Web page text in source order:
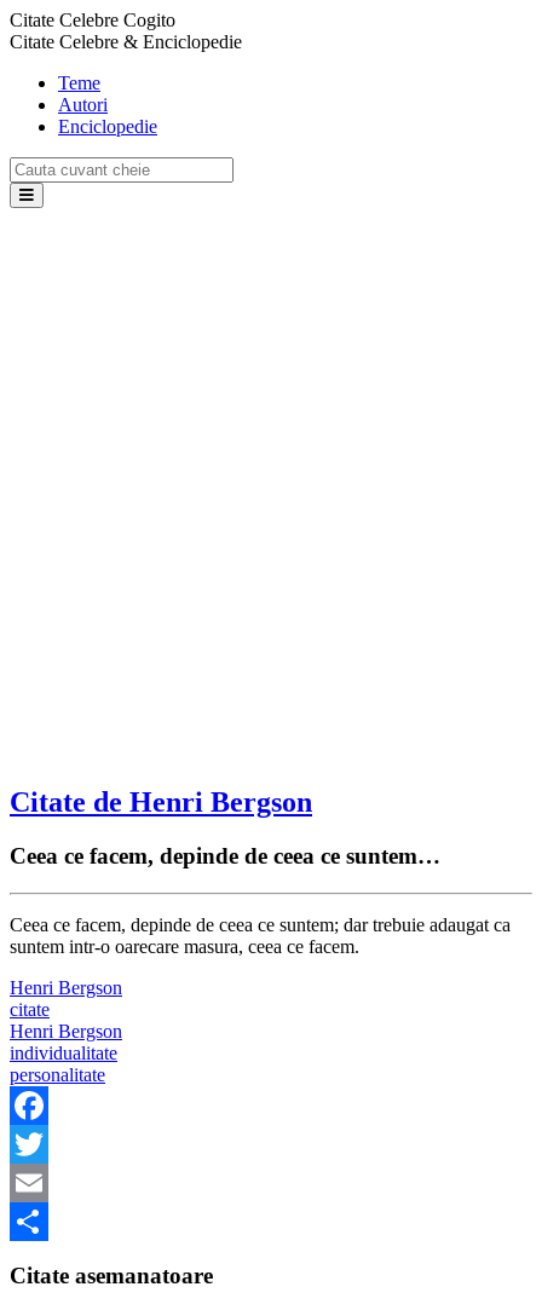
Citate Celebre Cogito
Citate Celebre & Enciclopedie
Teme
Autori
Enciclopedie
Citate de Henri Bergson
Ceea ce facem, depinde de ceea ce suntem…
Ceea ce facem, depinde de ceea ce suntem; dar trebuie adaugat ca
suntem intr-o oarecare masura, ceea ce facem.
Henri Bergson
citate
Henri Bergson
individualitate
personalitate
Facebook
Twitter
Email
Citate asemanatoare